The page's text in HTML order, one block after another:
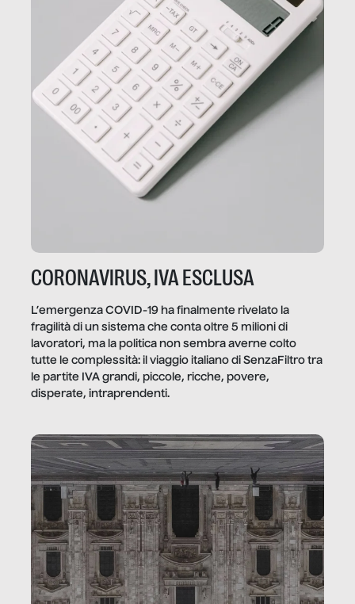
CORONAVIRUS, IVA ESCLUSA
L’emergenza COVID-19 ha finalmente rivelato la
fragilità di un sistema che conta oltre 5 milioni di
lavoratori, ma la politica non sembra averne colto
tutte le complessità: il viaggio italiano di SenzaFiltro tra
le partite IVA grandi, piccole, ricche, povere,
disperate, intraprendenti.